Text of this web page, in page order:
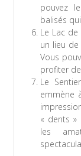
pouvez
balisés
Le Lac de
un lieu
Vous
profiter
Le
emmène
« dents »
les